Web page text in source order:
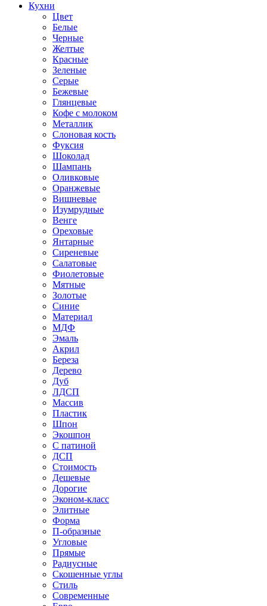
Кухни
Цвет
Белые
Черные
Желтые
Красные
Зеленые
Серые
Бежевые
Глянцевые
Кофе с молоком
Металлик
Слоновая кость
Фуксия
Шоколад
Шампань
Оливковые
Оранжевые
Вишневые
Изумрудные
Венге
Ореховые
Янтарные
Сиреневые
Салатовые
Фиолетовые
Мятные
Золотые
Синие
Материал
МДФ
Эмаль
Акрил
Береза
Дерево
Дуб
ЛДСП
Массив
Пластик
Шпон
Экошпон
С патиной
ДСП
Стоимость
Дешевые
Дорогие
Эконом-класс
Элитные
Форма
П-образные
Угловые
Прямые
Радиусные
Скошенные углы
Стиль
Современные